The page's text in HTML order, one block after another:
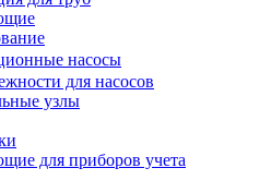
насосы
для насосов
узлы
для приборов учета